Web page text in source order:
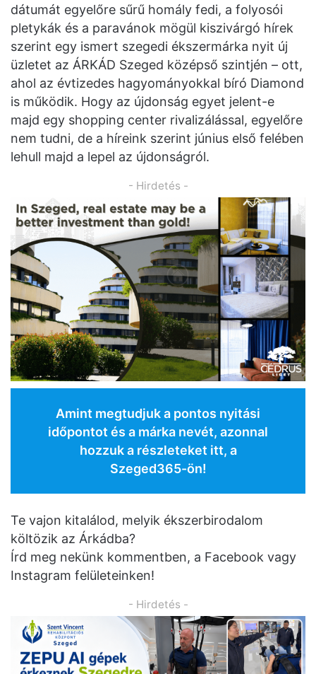
dátumát egyelőre sűrű homály fedi, a folyosói
pletykák és a paravánok mögül kiszivárgó hírek
szerint egy ismert szegedi ékszermárka nyit új
üzletet az ÁRKÁD Szeged középső szintjén – ott,
ahol az évtizedes hagyományokkal bíró Diamond
is működik. Hogy az újdonság egyet jelent-e
majd egy shopping center rivalizálással, egyelőre
nem tudni, de a híreink szerint június első felében
lehull majd a lepel az újdonságról.
- Hirdetés -
Amint megtudjuk a pontos nyitási
időpontot és a márka nevét, azonnal
hozzuk a részleteket itt, a
Szeged365-ön!
Te vajon kitalálod, melyik ékszerbirodalom
költözik az Árkádba?
Írd meg nekünk kommentben, a Facebook vagy
Instagram felületeinken!
- Hirdetés -